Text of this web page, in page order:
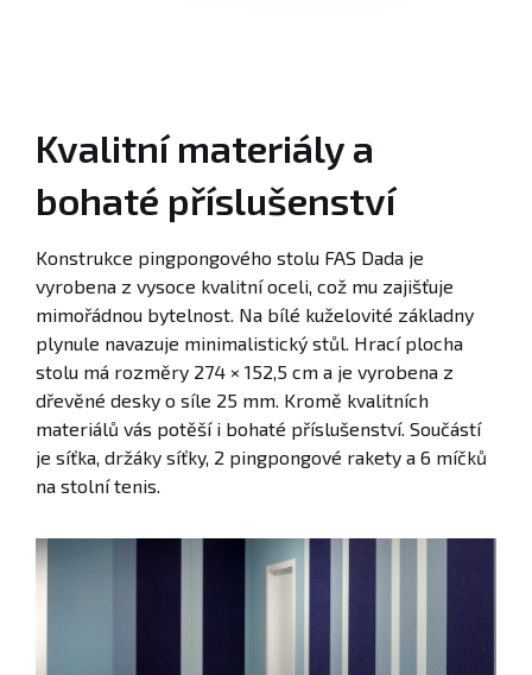
Kvalitní materiály a
bohaté příslušenství
Konstrukce pingpongového stolu FAS Dada je
vyrobena z vysoce kvalitní oceli, což mu zajišťuje
mimořádnou bytelnost. Na bílé kuželovité základny
plynule navazuje minimalistický stůl. Hrací plocha
stolu má rozměry 274 × 152,5 cm a je vyrobena z
dřevěné desky o síle 25 mm. Kromě kvalitních
materiálů vás potěší i bohaté příslušenství. Součástí
je síťka, držáky síťky, 2 pingpongové rakety a 6 míčků
na stolní tenis.